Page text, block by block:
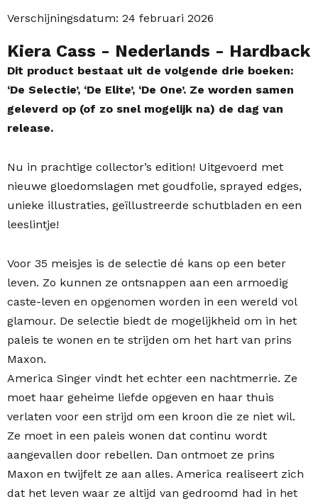
Verschijningsdatum: 24 februari 2026
Kiera Cass - Nederlands - Hardback
Dit product bestaat uit de volgende drie boeken:
‘De Selectie’, ‘De Elite’, ‘De One’. Ze worden samen
geleverd op (of zo snel mogelijk na) de dag van
release.
Nu in prachtige collector’s edition! Uitgevoerd met
nieuwe gloedomslagen met goudfolie, sprayed edges,
unieke illustraties, geïllustreerde schutbladen en een
leeslintje!
Voor 35 meisjes is de selectie dé kans op een beter
leven. Zo kunnen ze ontsnappen aan een armoedig
caste-leven en opgenomen worden in een wereld vol
glamour. De selectie biedt de mogelijkheid om in het
paleis te wonen en te strijden om het hart van prins
Maxon.
America Singer vindt het echter een nachtmerrie. Ze
moet haar geheime liefde opgeven en haar thuis
verlaten voor een strijd om een kroon die ze niet wil.
Ze moet in een paleis wonen dat continu wordt
aangevallen door rebellen. Dan ontmoet ze prins
Maxon en twijfelt ze aan alles. America realiseert zich
dat het leven waar ze altijd van gedroomd had in het